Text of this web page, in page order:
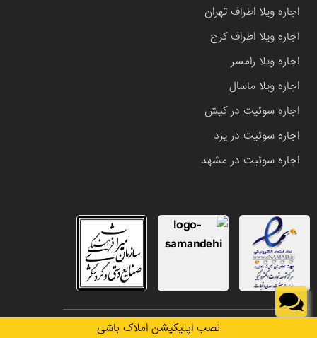
نصب اپلیکیشن املاک باشی
اجاره ویلا اطراف تهران
اجاره ویلا اطراف کرج
اجاره ویلا رامسر
اجاره ویلا ماسال
اجاره سوئیت در کیش
اجاره سوئیت در یزد
اجاره سوئیت در مشهد
تمامی حقوق این وب سایت متعلق به املاک باشی می باشد.